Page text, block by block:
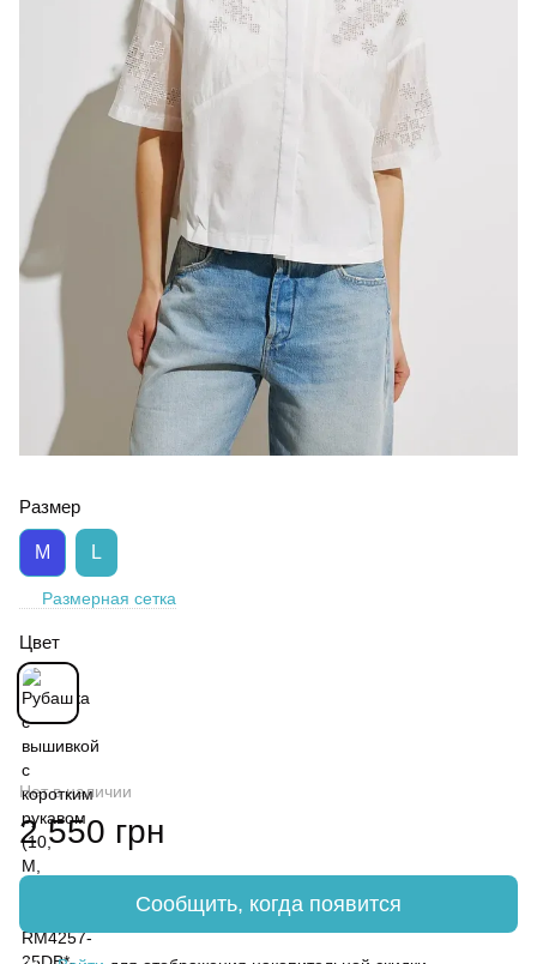
Размер
M L
Размерная сетка
Цвет
Нет в наличии
2 550 грн
Сообщить, когда появится